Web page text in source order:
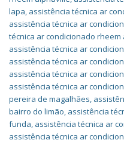
lapa, assistência técnica ar
assistência técnica ar
técnica ar condicionado
assistência técnica ar
assistência técnica ar
assistência técnica ar
assistência técnica ar
pereira de magalhães,
bairro do limão, assistência
funda, assistência técnica ar
assistência técnica ar